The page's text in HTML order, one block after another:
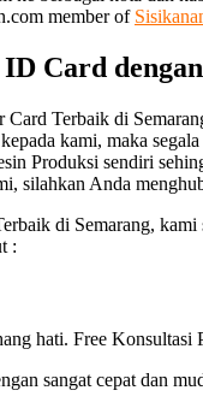
member of
Card
Card Terbaik di
kami, maka
Produksi sendiri
silahkan Anda
di Semarang,
:
hati. Free Konsultasi
sangat cepat dan